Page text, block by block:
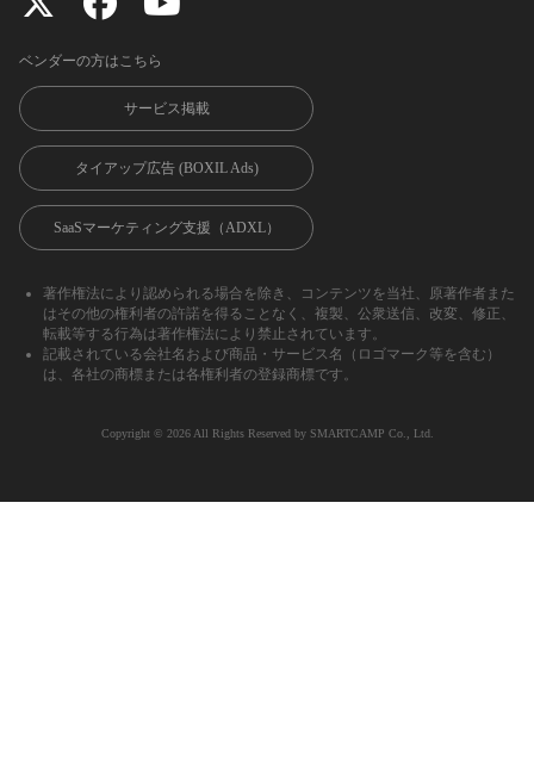
ベンダーの方はこちら
サービス掲載
タイアップ広告 (BOXIL Ads)
SaaSマーケティング支援（ADXL）
著作権法により認められる場合を除き、コンテンツを当社、原著作者また
はその他の権利者の許諾を得ることなく、複製、公衆送信、改変、修正、
転載等する行為は著作権法により禁止されています。
記載されている会社名および商品・サービス名（ロゴマーク等を含む）
は、各社の商標または各権利者の登録商標です。
Copyright ©︎ 2026 All Rights Reserved by SMARTCAMP Co., Ltd.